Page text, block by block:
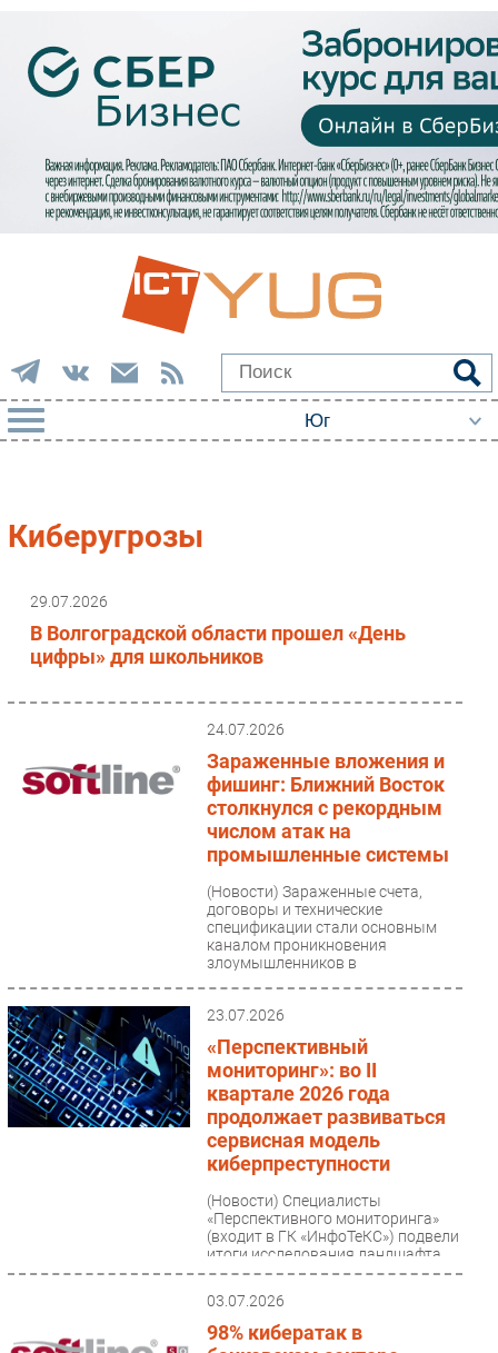
Импорто­замещение
Автоматизация Промышленности
Мобильная связь
Фиксированная связь
Торговые сети
Web
Безопасность
Инновации
CIO/Управление ИТ
Гаджеты
Киберугрозы
29.07.2026
В Волгоградской области прошел «День
цифры» для школьников
24.07.2026
Зараженные вложения и
фишинг: Ближний Восток
столкнулся с рекордным
числом атак на
промышленные системы
(Новости) Зараженные счета,
договоры и технические
спецификации стали основным
каналом проникновения
злоумышленников в
23.07.2026
«Перспективный
мониторинг»: во II
квартале 2026 года
продолжает развиваться
сервисная модель
киберпреступности
(Новости) Специалисты
«Перспективного мониторинга»
(входит в ГК «ИнфоТеКС») подвели
итоги исследования ландшафта
киберугроз во втором квартале...
03.07.2026
98% кибератак в